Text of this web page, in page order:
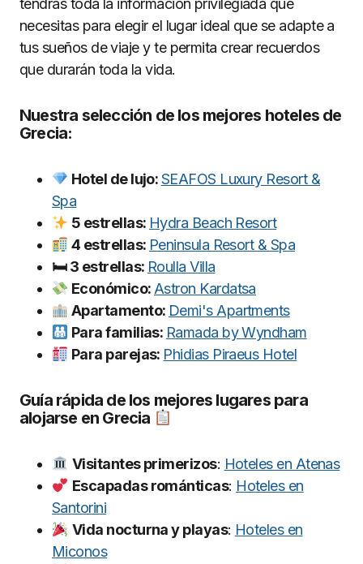
tendrás toda la información privilegiada que
necesitas para elegir el lugar ideal que se adapte a
tus sueños de viaje y te permita crear recuerdos
que durarán toda la vida.
Nuestra selección de los mejores hoteles de
Grecia:
Hotel de lujo:SEAFOS Luxury Resort &
Spa
5 estrellas: Hydra Beach Resort
4 estrellas: Peninsula Resort & Spa
🛏 3 estrellas: Roulla Villa
Económico: Astron Kardatsa
Apartamento: Demi's Apartments
Para familias: Ramada by Wyndham
Para parejas: Phidias Piraeus Hotel
Guía rápida de los mejores lugares para
alojarse en Grecia
Visitantes primerizos: Hoteles en Atenas
Escapadas románticas: Hoteles en
Santorini
Vida nocturna y playas: Hoteles en
Miconos